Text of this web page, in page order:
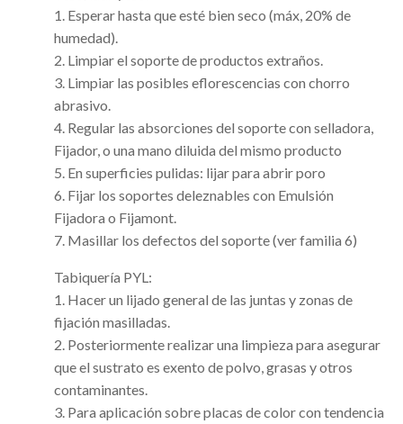
1. Esperar hasta que esté bien seco (máx, 20% de
humedad).
2. Limpiar el soporte de productos extraños.
3. Limpiar las posibles eflorescencias con chorro
abrasivo.
4. Regular las absorciones del soporte con selladora,
Fijador, o una mano diluida del mismo producto
5. En superficies pulidas: lijar para abrir poro
6. Fijar los soportes deleznables con Emulsión
Fijadora o Fijamont.
7. Masillar los defectos del soporte (ver familia 6)
Tabiquería PYL:
1. Hacer un lijado general de las juntas y zonas de
fijación masilladas.
2. Posteriormente realizar una limpieza para asegurar
que el sustrato es exento de polvo, grasas y otros
contaminantes.
3. Para aplicación sobre placas de color con tendencia